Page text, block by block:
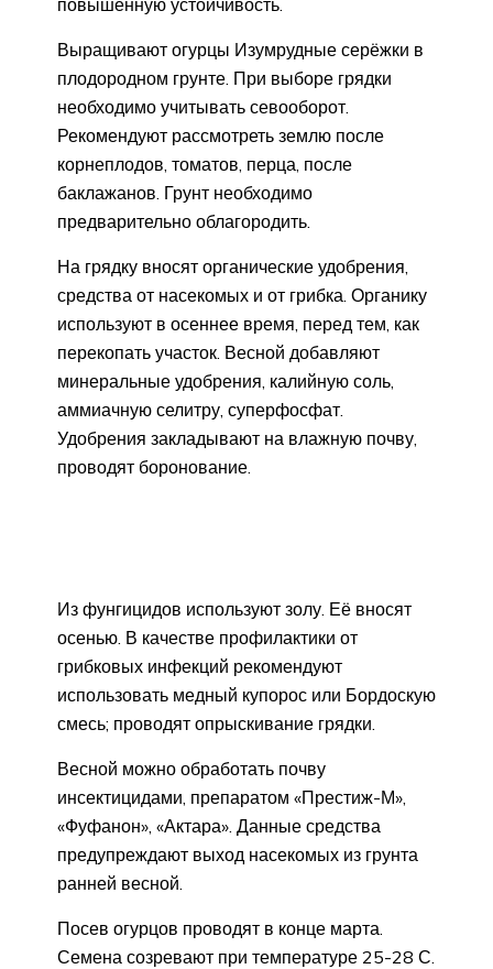
Выращивают огурцы Изумрудные серёжки в
плодородном грунте. При выборе грядки
необходимо учитывать севооборот.
Рекомендуют рассмотреть землю после
корнеплодов, томатов, перца, после
баклажанов. Грунт необходимо
предварительно облагородить.
На грядку вносят органические удобрения,
средства от насекомых и от грибка. Органику
используют в осеннее время, перед тем, как
перекопать участок. Весной добавляют
минеральные удобрения, калийную соль,
аммиачную селитру, суперфосфат.
Удобрения закладывают на влажную почву,
проводят боронование.
Из фунгицидов используют золу. Её вносят
осенью. В качестве профилактики от
грибковых инфекций рекомендуют
использовать медный купорос или Бордоскую
смесь; проводят опрыскивание грядки.
Весной можно обработать почву
инсектицидами, препаратом «Престиж-М»,
«Фуфанон», «Актара». Данные средства
предупреждают выход насекомых из грунта
ранней весной.
Посев огурцов проводят в конце марта.
Семена созревают при температуре 25-28 С.